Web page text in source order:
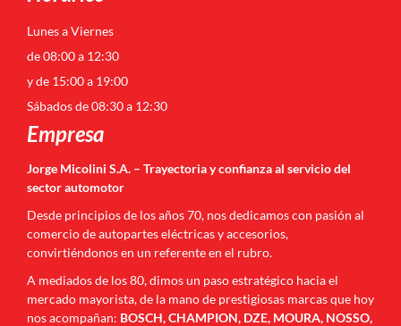
Lunes a Viernes
de 08:00 a 12:30
y de 15:00 a 19:00
Sábados de 08:30 a 12:30
Empresa
Jorge Micolini S.A. – Trayectoria y confianza al servicio del
sector automotor
Desde principios de los años 70, nos dedicamos con pasión al
comercio de autopartes eléctricas y accesorios,
convirtiéndonos en un referente en el rubro.
A mediados de los 80, dimos un paso estratégico hacia el
mercado mayorista, de la mano de prestigiosas marcas que hoy
nos acompañan: BOSCH, CHAMPION, DZE, MOURA, NOSSO,